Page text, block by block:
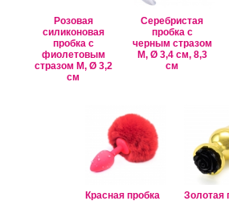
Розовая
силиконовая
пробка с
фиолетовым
стразом M, Ø 3,2
см
Серебристая
пробка с
черным стразом
M, Ø 3,4 см, 8,3
см
Красная пробка
Золотая